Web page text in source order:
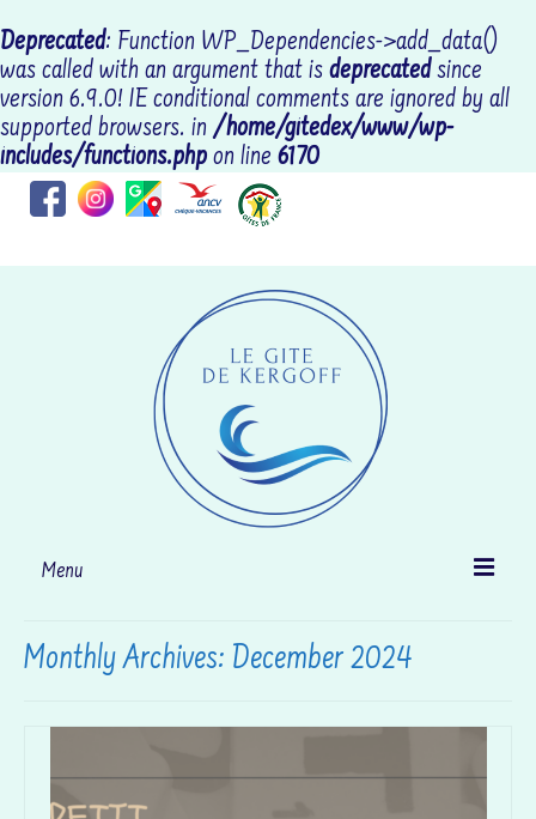
Deprecated: Function WP_Dependencies->add_data()
was called with an argument that is deprecatedsince
version 6.9.0! IE conditional comments are ignored by all
supported browsers. in/home/gitedex/www/wp-
includes/functions.php on line 6170
Menu
Accueil
… et ses environs
Monthly Archives: December 2024